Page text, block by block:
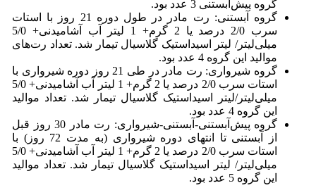
گروه پیش‌آبستنی 3 عدد بود.
گروه آبستنی: رت مادر در طول دوره 21 روز با استات
سرب 2/0 درصد یا 2 گرم+ 1 لیتر آب آشامیدنی+ 5/0
میلی‌لیتر/ لیتر اسیداستیک گلاسیال تیمار شد. تعداد رت‌های
موالید این گروه 4 عدد بود.
گروه شیرواری: رت مادر در طی 21 روز دوره شیرواری با
استات سرب 2/0 درصد یا 2 گرم+ 1 لیتر آب آشامیدنی+ 5/0
میلی‌لیتر/لیتر اسیداستیک گلاسیال تیمار شد. تعداد موالید
این گروه 4 عدد بود.
گروه پیش‌آبستنی-آبستنی-شیرواری: رت مادر 30 روز قبل
از آبستنی تا انتهای دوره شیرواری (به مدت 72 روز) با
استات سرب 2/0 درصد یا 2 گرم+ 1 لیتر آب آشامیدنی+ 5/0
میلی‌لیتر/ لیتر اسیداستیک گلاسیال تیمار شد. تعداد موالید
این گروه 5 عدد بود.